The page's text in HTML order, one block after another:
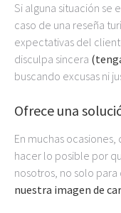
Si alguna situación se
caso de una reseña
expectativas del
disculpa sincera
buscando excusas ni
Ofrece una
En muchas
hacer lo posible por
nosotros, no solo
nuestra imagen de